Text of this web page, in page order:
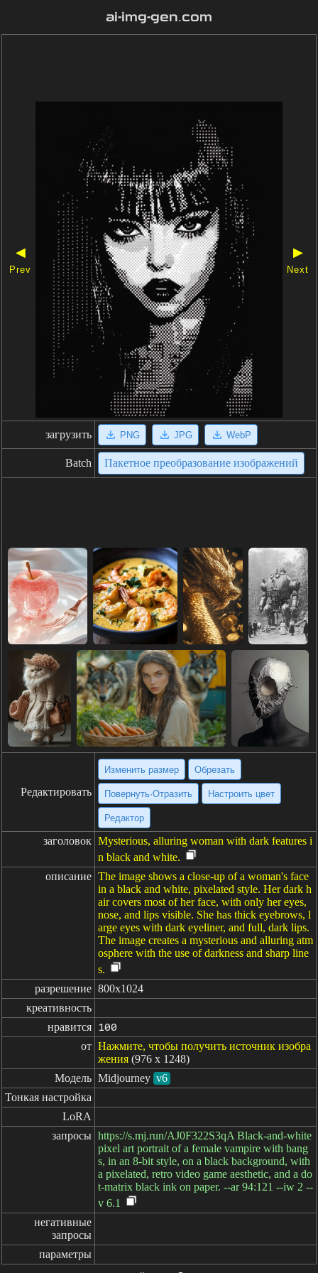
ai-img-gen.com
◀
Prev
▶
Next
загрузить PNG JPG WebP
Batch Пакетное преобразование изображений
Редактировать
Изменить размер Обрезать
Повернуть·Отразить Настроить цвет
Редактор
заголовок Mysterious, alluring woman with dark features i
n black and white.
описание The image shows a close-up of a woman's face
in a black and white, pixelated style. Her dark h
air covers most of her face, with only her eyes,
nose, and lips visible. She has thick eyebrows, l
arge eyes with dark eyeliner, and full, dark lips.
The image creates a mysterious and alluring atm
osphere with the use of darkness and sharp line
s.
разрешение 800x1024
креативность
нравится
100
от Нажмите, чтобы получить источник изобра
жения (976 x 1248)
Модель Midjourney v6
Тонкая настройка
LoRA
запросы https://s.mj.run/AJ0F322S3qA Black-and-white
pixel art portrait of a female vampire with bang
s, in an 8-bit style, on a black background, with
a pixelated, retro video game aesthetic, and a do
t-matrix black ink on paper. --ar 94:121 --iw 2 --
v 6.1
негативные
запросы
параметры